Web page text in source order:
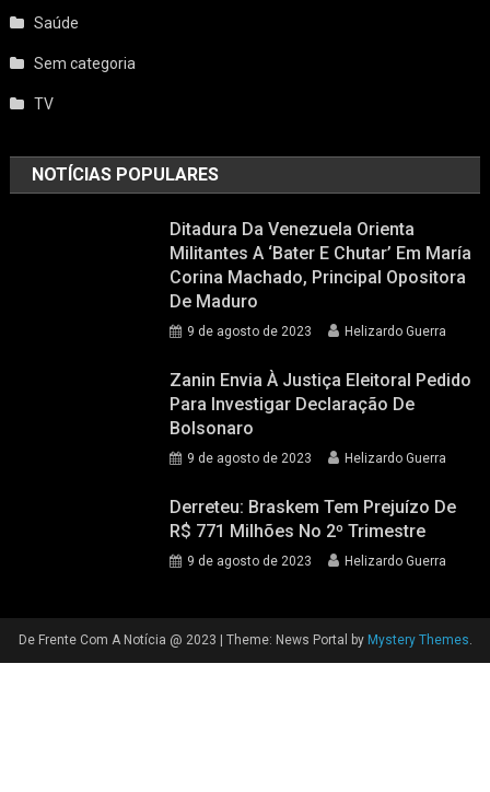
Saúde
Sem categoria
TV
NOTÍCIAS POPULARES
Ditadura Da Venezuela Orienta
Militantes A ‘bater E Chutar’ Em María
Corina Machado, Principal Opositora
De Maduro
9 de agosto de 2023 Helizardo Guerra
Zanin Envia À Justiça Eleitoral Pedido
Para Investigar Declaração De
Bolsonaro
9 de agosto de 2023 Helizardo Guerra
Derreteu: Braskem Tem Prejuízo De
R$ 771 Milhões No 2º Trimestre
9 de agosto de 2023 Helizardo Guerra
De Frente Com A Notícia @ 2023 Theme: News Portal by Mystery Themes.